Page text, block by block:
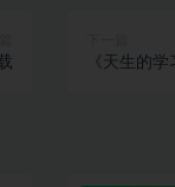
《天生的